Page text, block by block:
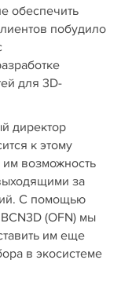
обеспечить
побудило
для 3D-
директор
к этому
возможность
за
С помощью
(OFN) мы
им еще
в экосистеме